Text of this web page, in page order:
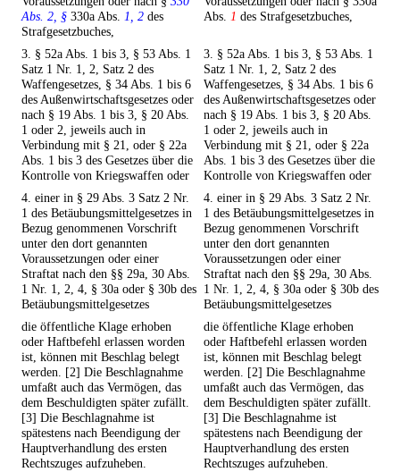
Abs. 2, § 330a Abs. 1, 2 des
Strafgesetzbuches,
Abs. 1 des Strafgesetzbuches,
3. § 52a Abs. 1 bis 3, § 53 Abs. 1
Satz 1 Nr. 1, 2, Satz 2 des
Waffengesetzes, § 34 Abs. 1 bis 6
des Außenwirtschaftsgesetzes oder
nach § 19 Abs. 1 bis 3, § 20 Abs.
1 oder 2, jeweils auch in
Verbindung mit § 21, oder § 22a
Abs. 1 bis 3 des Gesetzes über die
Kontrolle von Kriegswaffen oder
3. § 52a Abs. 1 bis 3, § 53 Abs. 1
Satz 1 Nr. 1, 2, Satz 2 des
Waffengesetzes, § 34 Abs. 1 bis 6
des Außenwirtschaftsgesetzes oder
nach § 19 Abs. 1 bis 3, § 20 Abs.
1 oder 2, jeweils auch in
Verbindung mit § 21, oder § 22a
Abs. 1 bis 3 des Gesetzes über die
Kontrolle von Kriegswaffen oder
4. einer in § 29 Abs. 3 Satz 2 Nr.
1 des Betäubungsmittelgesetzes in
Bezug genommenen Vorschrift
unter den dort genannten
Voraussetzungen oder einer
Straftat nach den §§ 29a, 30 Abs.
1 Nr. 1, 2, 4, § 30a oder § 30b des
Betäubungsmittelgesetzes
4. einer in § 29 Abs. 3 Satz 2 Nr.
1 des Betäubungsmittelgesetzes in
Bezug genommenen Vorschrift
unter den dort genannten
Voraussetzungen oder einer
Straftat nach den §§ 29a, 30 Abs.
1 Nr. 1, 2, 4, § 30a oder § 30b des
Betäubungsmittelgesetzes
die öffentliche Klage erhoben
oder Haftbefehl erlassen worden
ist, können mit Beschlag belegt
werden. [2] Die Beschlagnahme
umfaßt auch das Vermögen, das
dem Beschuldigten später zufällt.
[3] Die Beschlagnahme ist
spätestens nach Beendigung der
Hauptverhandlung des ersten
Rechtszuges aufzuheben.
die öffentliche Klage erhoben
oder Haftbefehl erlassen worden
ist, können mit Beschlag belegt
werden. [2] Die Beschlagnahme
umfaßt auch das Vermögen, das
dem Beschuldigten später zufällt.
[3] Die Beschlagnahme ist
spätestens nach Beendigung der
Hauptverhandlung des ersten
Rechtszuges aufzuheben.